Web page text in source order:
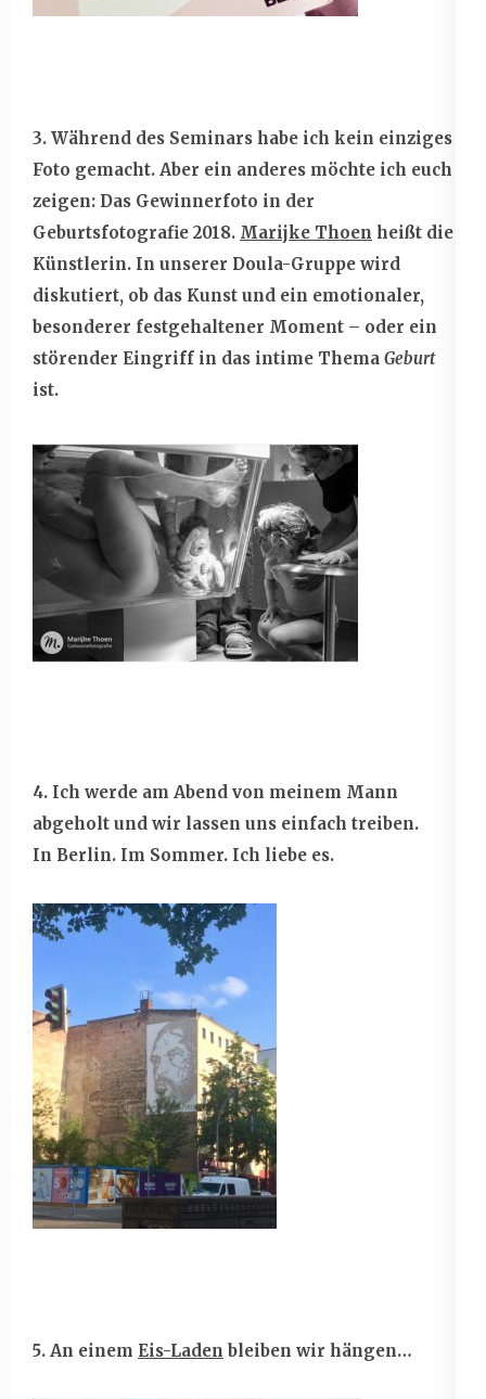
3. Während des Seminars habe ich kein einziges
Foto gemacht. Aber ein anderes möchte ich euch
zeigen: Das Gewinnerfoto in der
Geburtsfotografie 2018. Marijke Thoen heißt die
Künstlerin. In unserer Doula-Gruppe wird
diskutiert, ob das Kunst und ein emotionaler,
besonderer festgehaltener Moment – oder ein
störender Eingriff in das intime Thema Geburt
ist.
4. Ich werde am Abend von meinem Mann
abgeholt und wir lassen uns einfach treiben.
In Berlin. Im Sommer. Ich liebe es.
5. An einem Eis-Laden bleiben wir hängen…